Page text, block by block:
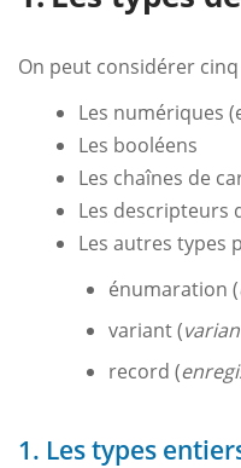
On peut considérer
Les numériques
Les booléens
Les chaînes de
Les descripteurs
Les autres types
énumaration (
variant (
record (
1. Les types